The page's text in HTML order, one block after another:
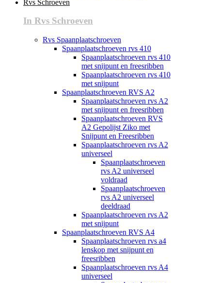
Rvs Schroeven
In Rvs Schroeven
Rvs Spaanplaatschroeven
Spaanplaatschroeven rvs 410
Spaanplaatschroeven rvs 410
met snijpunt en freesribben
Spaanplaatschroeven rvs 410
met snijpunt
Spaanplaatschroeven RVS A2
Spaanplaatschroeven rvs A2
met snijpunt en freesribben
Spaanplaatschroeven RVS
A2 Gepolijst Ziko met
Snijpunt en Freesribben
Spaanplaatschroeven rvs A2
universeel
Spaanplaatschroeven
rvs A2 universeel
voldraad
Spaanplaatschroeven
rvs A2 universeel
deeldraad
Spaanplaatschroeven rvs A2
met snijpunt
Spaanplaatschroeven RVS A4
Spaanplaatschroeven rvs a4
lenskop met snijpunt en
freesribben
Spaanplaatschroeven rvs A4
universeel